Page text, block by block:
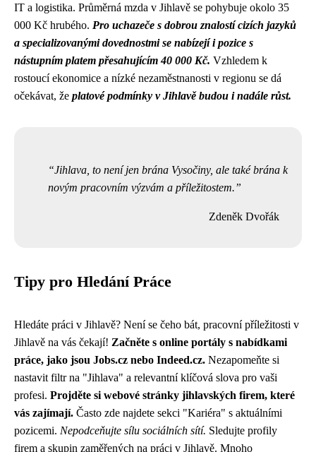
IT a logistika. Průměrná mzda v Jihlavě se pohybuje okolo 35
000 Kč hrubého. Pro uchazeče s dobrou znalostí cizích jazyků
a specializovanými dovednostmi se nabízejí i pozice s
nástupním platem přesahujícím 40 000 Kč. Vzhledem k
rostoucí ekonomice a nízké nezaměstnanosti v regionu se dá
očekávat, že platové podmínky v Jihlavě budou i nadále růst.
Jihlava, to není jen brána Vysočiny, ale také brána k
novým pracovním výzvám a příležitostem.
Zdeněk Dvořák
Tipy pro Hledání Práce
Hledáte práci v Jihlavě? Není se čeho bát, pracovní příležitosti v
Jihlavě na vás čekají! Začněte s online portály s nabídkami
práce, jako jsou Jobs.cz nebo Indeed.cz. Nezapomeňte si
nastavit filtr na "Jihlava" a relevantní klíčová slova pro vaši
profesi. Projděte si webové stránky jihlavských firem, které
vás zajímají. Často zde najdete sekci "Kariéra" s aktuálními
pozicemi. Nepodceňujte sílu sociálních sítí. Sledujte profily
firem a skupin zaměřených na práci v Jihlavě. Mnoho